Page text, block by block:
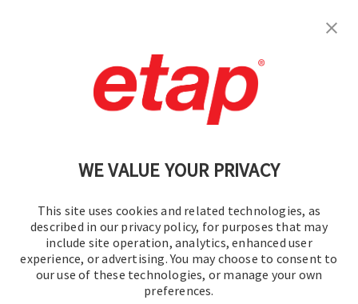
WE VALUE YOUR PRIVACY
This site uses cookies and related technologies, as
described in our privacy policy, for purposes that may
include site operation, analytics, enhanced user
experience, or advertising. You may choose to consent to
our use of these technologies, or manage your own
preferences.
ETAP 2026は、再生可能エネルギーの統合を制
約主導の課題からデータ主導の機会へと変えま
す。単純な電圧近似を超えて多制約のエンジニ
配電線ホスティング容量
保護と高調波を考慮して再生可能エネ
ルギー容量を評価します。
Volt-VAR最適化 CO₂
Optimizes Volt-VAR with CO2